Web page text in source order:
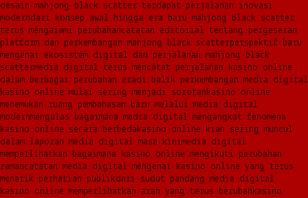
desain mahjong black scatter terdapat perjalanan inovasi
moderndari konsep awal hingga era baru mahjong black scatter
terus mengalami perubahancatatan editorial tentang pergeseran
platform dan perkembangan mahjong black scatterperspektif baru
mengenai ekosistem digital dan perjalanan mahjong black
scattermedia digital terus mencatat perjalanan kasino online
dalam berbagai perubahan eradi balik perkembangan media digital
kasino online mulai sering menjadi sorotankasino online
menemukan ruang pembahasan baru melalui media digital
modernmengulas bagaimana media digital mengangkat fenomena
kasino online secara berbedakasino online kian sering muncul
dalam laporan media digital masa kinimedia digital
memperlihatkan bagaimana kasino online mengikuti perubahan
zamancatatan media digital mengenai kasino online yang terus
menarik perhatian publikdari sudut pandang media digital
kasino online memperlihatkan arah yang terus berubahkasino